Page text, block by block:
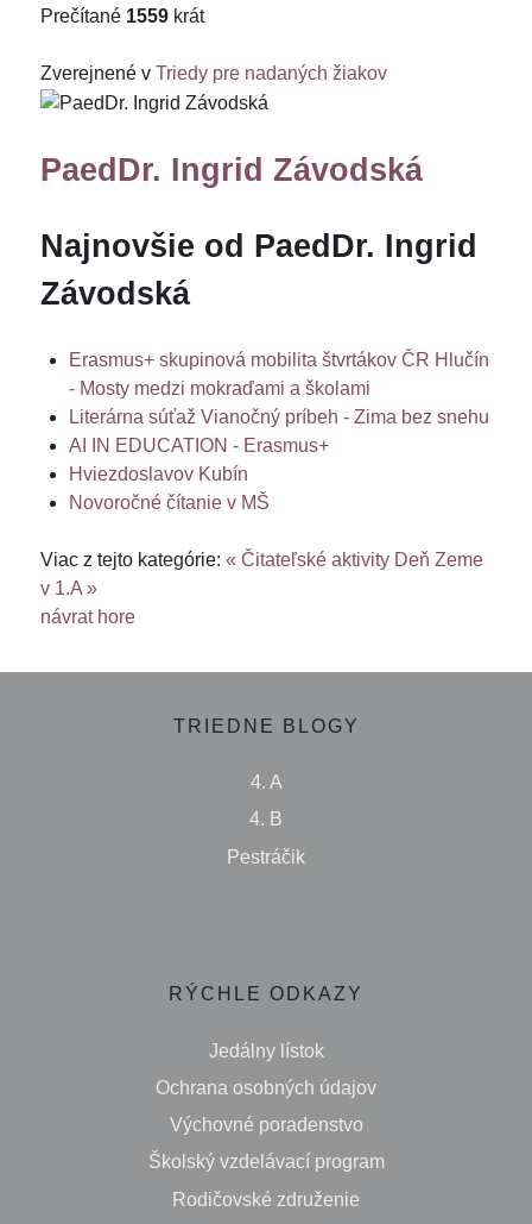
Prečítané 1559 krát
Zverejnené v Triedy pre nadaných žiakov
PaedDr. Ingrid Závodská
Najnovšie od PaedDr. Ingrid
Závodská
Erasmus+ skupinová mobilita štvrtákov ČR Hlučín
- Mosty medzi mokraďami a školami
Literárna súťaž Vianočný príbeh - Zima bez snehu
AI IN EDUCATION - Erasmus+
Hviezdoslavov Kubín
Novoročné čítanie v MŠ
Viac z tejto kategórie: « Čitateľské aktivity Deň Zeme
v 1.A »
návrat hore
TRIEDNE BLOGY
4. A
4. B
Pestráčik
RÝCHLE ODKAZY
Jedálny lístok
Ochrana osobných údajov
Výchovné poradenstvo
Školský vzdelávací program
Rodičovské združenie